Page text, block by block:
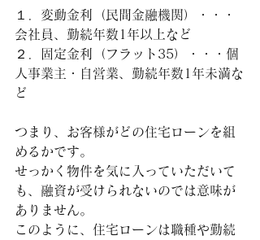
１．変動金利（民間金融機関）・・・
会社員、勤続年数1年以上など
２．固定金利（フラット35）・・・個
人事業主・自営業、勤続年数1年未満な
ど
つまり、お客様がどの住宅ローンを組
めるかです。
せっかく物件を気に入っていただいて
も、融資が受けられないのでは意味が
ありません。
このように、住宅ローンは職種や勤続